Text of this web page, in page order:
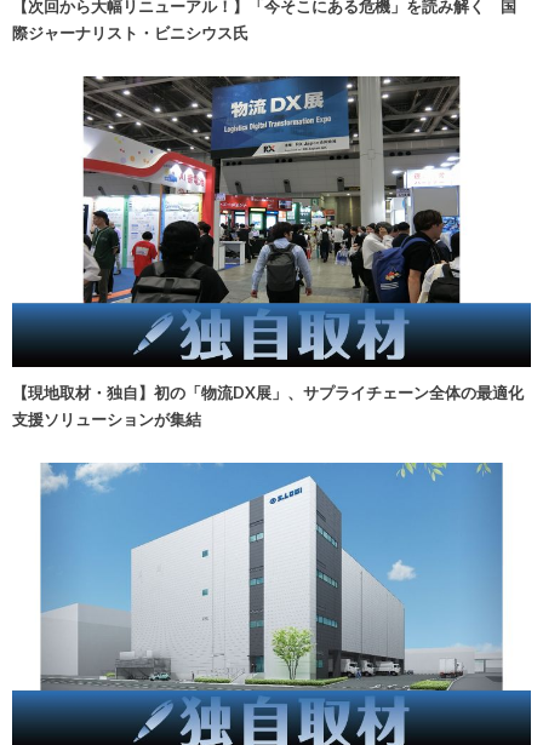
【次回から大幅リニューアル！】「今そこにある危機」を読み解く 国
際ジャーナリスト・ビニシウス氏
【現地取材・独自】初の「物流DX展」、サプライチェーン全体の最適化
支援ソリューションが集結